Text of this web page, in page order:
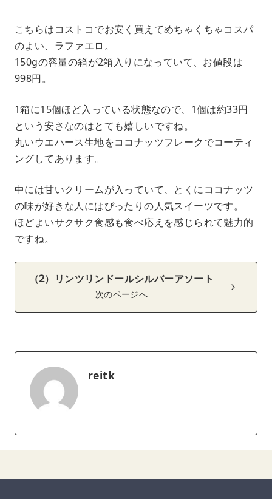
こちらはコストコでお安く買えてめちゃくちゃコスパ
のよい、ラファエロ。
150gの容量の箱が2箱入りになっていて、お値段は
998円。
1箱に15個ほど入っている状態なので、1個は約33円
という安さなのはとても嬉しいですね。
丸いウエハース生地をココナッツフレークでコーティ
ングしてあります。
中には甘いクリームが入っていて、とくにココナッツ
の味が好きな人にはぴったりの人気スイーツです。
ほどよいサクサク食感も食べ応えを感じられて魅力的
ですね。
（2）リンツリンドールシルバーアソート
次のページへ
reitk